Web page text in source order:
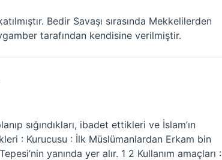
Bedir Savaşı sırasında Mekkelilerden
tarafından kendisine verilmiştir.
sığındıkları, ibadet ettikleri ve İslam’ın
: Kurucusu : İlk Müslümanlardan Erkam bin
yanında yer alır. 1 2 Kullanım amaçları :